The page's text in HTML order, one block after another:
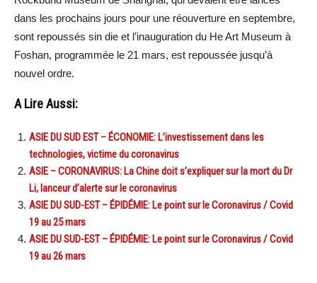
dans les prochains jours pour une réouverture en septembre,
sont repoussés sin die et l’inauguration du He Art Museum à
Foshan, programmée le 21 mars, est repoussée jusqu’à
nouvel ordre.
A Lire Aussi:
ASIE DU SUD EST – ÉCONOMIE: L’investissement dans les
technologies, victime du coronavirus
ASIE – CORONAVIRUS: La Chine doit s’expliquer sur la mort du Dr
Li, lanceur d’alerte sur le coronavirus
ASIE DU SUD-EST – ÉPIDÉMIE: Le point sur le Coronavirus / Covid
19 au 25 mars
ASIE DU SUD-EST – ÉPIDÉMIE: Le point sur le Coronavirus / Covid
19 au 26 mars